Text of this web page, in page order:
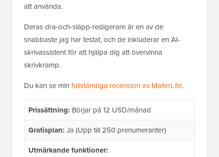
att använda.
Deras dra-och-släpp-redigerare är en av de
snabbaste jag har testat, och de inkluderar en AI-
skrivassistent för att hjälpa dig att övervinna
skrivkramp.
Du kan se min fullständiga recension av MailerLite.
Prissättning: Börjar på 12 USD/månad
Gratisplan: Ja (Upp till 250 prenumeranter)
Utmärkande funktioner: